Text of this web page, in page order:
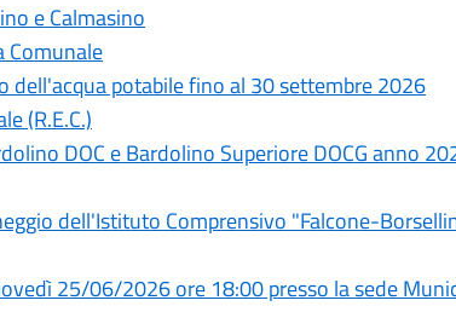
e Calmasino
Comunale
dell'acqua potabile fino al 30 settembre 2026
(R.E.C.)
DOC e Bardolino Superiore DOCG anno
dell'Istituto Comprensivo "Falcone-
25/06/2026 ore 18:00 presso la sede